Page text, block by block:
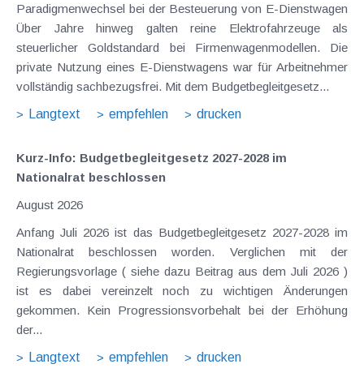
Paradigmenwechsel bei der Besteuerung von E-Dienstwagen
Über Jahre hinweg galten reine Elektrofahrzeuge als
steuerlicher Goldstandard bei Firmenwagenmodellen. Die
private Nutzung eines E-Dienstwagens war für Arbeitnehmer
vollständig sachbezugsfrei. Mit dem Budgetbegleitgesetz...
Langtext
empfehlen drucken
Kurz-Info: Budgetbegleitgesetz 2027-2028 im
Nationalrat beschlossen
August 2026
Anfang Juli 2026 ist das Budgetbegleitgesetz 2027-2028 im
Nationalrat beschlossen worden. Verglichen mit der
Regierungsvorlage ( siehe dazu Beitrag aus dem Juli 2026 )
ist es dabei vereinzelt noch zu wichtigen Änderungen
gekommen. Kein Progressionsvorbehalt bei der Erhöhung
der...
Langtext
empfehlen drucken